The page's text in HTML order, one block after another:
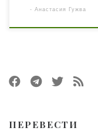
- Анастасия Гужва
ПЕРЕВЕСТИ